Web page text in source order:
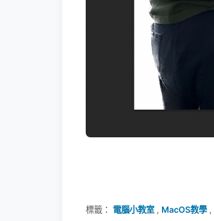
標籤： 電腦小教室 , MacOS教學,